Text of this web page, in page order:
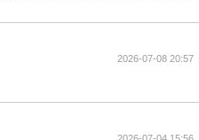
2026-07-08 20:57